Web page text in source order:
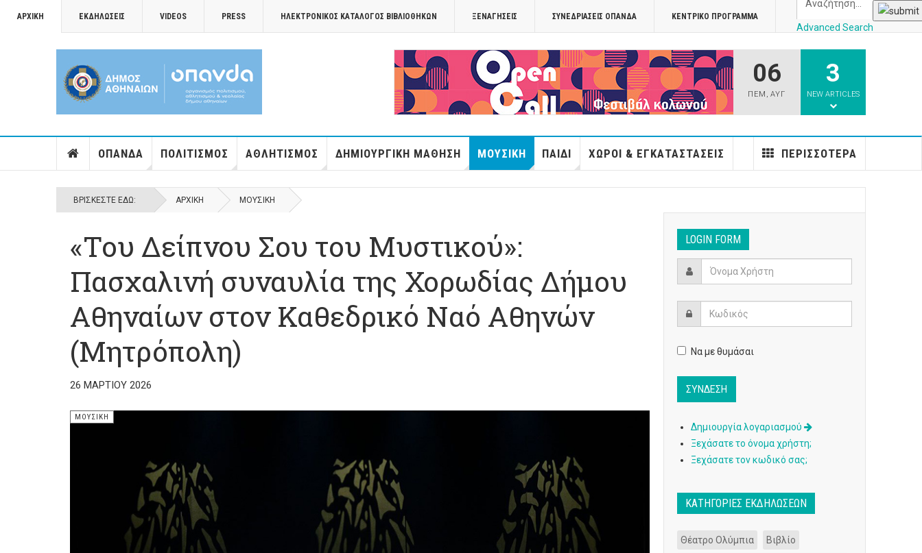
ΑΡΧΙΚΉ ΕΚΔΗΛΏΣΕΙΣ VIDEOS PRESS ΗΛΕΚΤΡΟΝΙΚΟΣ ΚΑΤΑΛΟΓΟΣ ΒΙΒΛΙΟΘΗΚΩΝ ΞΕΝΑΓΉΣΕΙΣ ΣΥΝΕΔΡΙΆΣΕΙΣ ΟΠΑΝΔΑ ΚΕΝΤΡΙΚΌ ΠΡΌΓΡΑΜΜΑ
Advanced Search
OPANDAcityofathens 06
ΠΕΜ ,ΑΥΓ
3
NEW ARTICLES
ΟΠΑΝΔΑ ΠΟΛΙΤΙΣΜΌΣ ΑΘΛΗΤΙΣΜΌΣ ΔΗΜΙΟΥΡΓΙΚΉ ΜΆΘΗΣΗ ΜΟΥΣΙΚΉ ΠΑΙΔΊ ΧΏΡΟΙ & ΕΓΚΑΤΑΣΤΆΣΕΙΣ ΠΕΡΙΣΣΌΤΕΡΑ
ΒΡΊΣΚΕΣΤΕ ΕΔΏ: ΑΡΧΙΚΉ ΜΟΥΣΙΚΉ
«Του Δείπνου Σου του Μυστικού»:
Πασχαλινή συναυλία της Χορωδίας Δήμου
Αθηναίων στον Καθεδρικό Ναό Αθηνών
(Μητρόπολη)
26 ΜΑΡΤΊΟΥ 2026
ΜΟΥΣΙΚΉ
LOGIN FORM
Να με θυμάσαι
Δημιουργία λογαριασμού
Ξεχάσατε το όνομα χρήστη;
Ξεχάσατε τον κωδικό σας;
ΚΑΤΗΓΟΡΊΕΣ ΕΚΔΗΛΏΣΕΩΝ
Θέατρο Ολύμπια Βιβλίο